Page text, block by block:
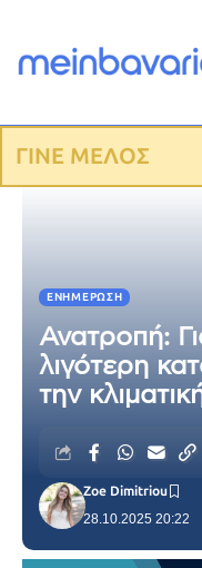
ΓΙΝΕ ΜΕΛΟΣ
ΕΝΗΜΈΡΩΣΗ
Ανατροπή:
λιγότερη
την
28.10.2025 20:22
Zoe Dimitriou